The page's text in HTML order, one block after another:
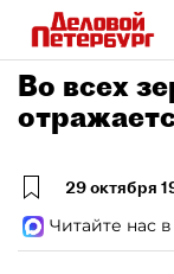
Во всех
29 октября
Читайте нас